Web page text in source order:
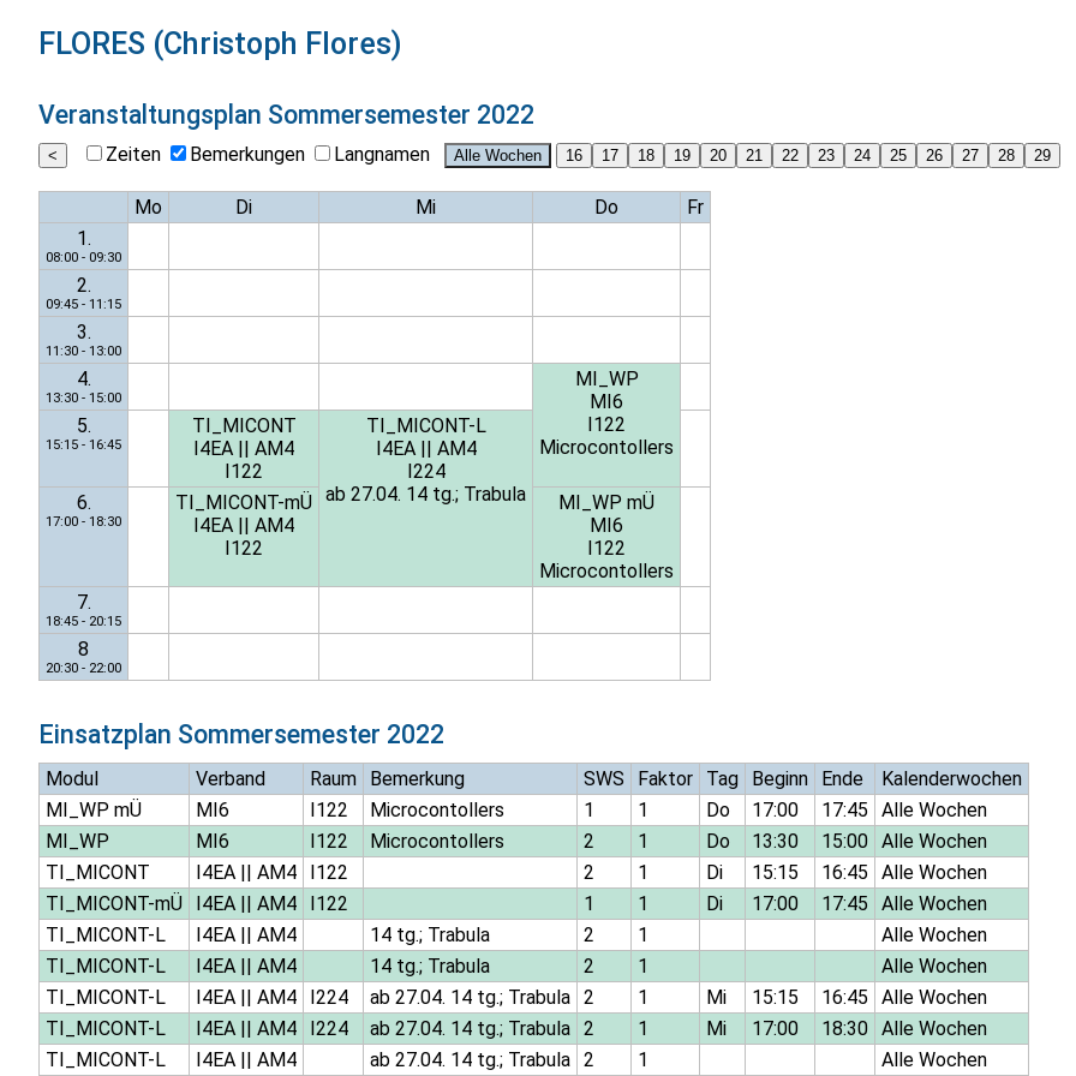
FLORES (Christoph Flores)
Veranstaltungsplan Sommersemester 2022
Zeiten Bemerkungen Langnamen
Mo Di Mi Do
Fr
1.
08:00 - 09:30
2.
09:45 - 11:15
3.
11:30 - 13:00
4.
13:30 - 15:00
MI_WP
MI6
I122
Microcontollers
5.
15:15 - 16:45
TI_MICONT
I4EA
AM4
I122
TI_MICONT-L
I4EA|| AM4
I224
ab 27.04. 14 tg.; Trabula
6.
17:00 - 18:30
TI_MICONT-mÜ
I4EA
AM4
I122
MI_WP mÜ
MI6
I122
Microcontollers
7.
18:45 - 20:15
8
20:30 - 22:00
Einsatzplan Sommersemester 2022
Modul Verband Raum Bemerkung SWS Faktor Tag Beginn Ende
Kalenderwochen
MI_WP mÜ
MI6 I122 Microcontollers 1 1 Do 17:00 17:45
Alle Wochen
MI_WP
MI6 I122 Microcontollers 2 1 Do 13:30 15:00 Alle Wochen
TI_MICONT
I4EA|| AM4 I122 2 1 Di 15:15 16:45
Alle Wochen
TI_MICONT-mÜ
I4EA|| AM4 I122 1 1 Di 17:00 17:45
Alle Wochen
TI_MICONT-L
I4EA|| AM4 14 tg.; Trabula 2 1
Alle Wochen
TI_MICONT-L
I4EA|| AM4 14 tg.; Trabula 2 1
Alle Wochen
TI_MICONT-L
I4EA|| AM4 I224 ab 27.04. 14 tg.; Trabula 2 1 Mi 15:15 16:45
Alle Wochen
TI_MICONT-L
I4EA|| AM4 I224 ab 27.04. 14 tg.; Trabula 2 1 Mi 17:00 18:30 Alle Wochen
TI_MICONT-L
I4EA|| AM4 ab 27.04. 14 tg.; Trabula 2 1 Alle Wochen